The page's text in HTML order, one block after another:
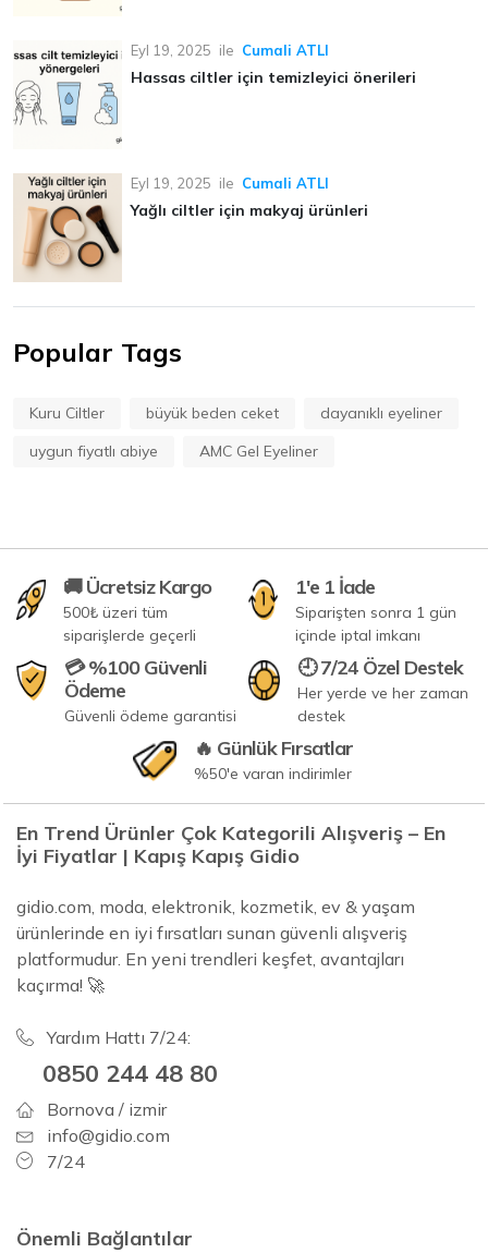
Eyl 19, 2025 ile Cumali ATLI
Hassas ciltler için temizleyici önerileri
Eyl 19, 2025 ile Cumali ATLI
Yağlı ciltler için makyaj ürünleri
Popular Tags
Kuru Ciltler büyük beden ceket
dayanıklı eyeliner
uygun fiyatlı abiye
AMC Gel Eyeliner
🚚 Ücretsiz Kargo
500₺ üzeri tüm
siparişlerde geçerli
1'e 1 İade
Siparişten sonra 1 gün
içinde iptal imkanı
💳 %100 Güvenli
Ödeme
Güvenli ödeme garantisi
🕘 7/24 Özel Destek
Her yerde ve her zaman
destek
🔥 Günlük Fırsatlar
%50'e varan indirimler
En Trend Ürünler Çok Kategorili Alışveriş – En
İyi Fiyatlar | Kapış Kapış Gidio
gidio.com, moda, elektronik, kozmetik, ev & yaşam
ürünlerinde en iyi fırsatları sunan güvenli alışveriş
platformudur. En yeni trendleri keşfet, avantajları
kaçırma! 🚀
Yardım Hattı 7/24:
0850 244 48 80
Bornova / izmir
info@gidio.com
7/24
Önemli Bağlantılar